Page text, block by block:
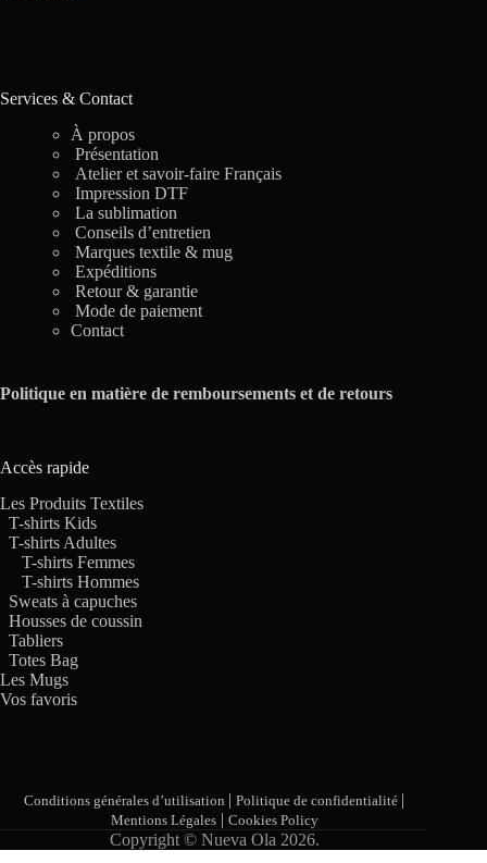
Services & Contact
À propos
Présentation
Atelier et savoir-faire Français
Impression DTF
La sublimation
Conseils d’entretien
Marques textile & mug
Expéditions
Retour & garantie
Mode de paiement
Contact
Politique en matière de remboursements et de retours
Accès rapide
Les Produits Textiles
T-shirts Kids
T-shirts Adultes
T-shirts Femmes
T-shirts Hommes
Sweats à capuches
Housses de coussin
Tabliers
Totes Bag
Les Mugs
Vos favoris
Conditions générales d’utilisation |Politique de confidentialité |
Mentions Légales| Cookies Policy
Copyright © Nueva Ola 2026.